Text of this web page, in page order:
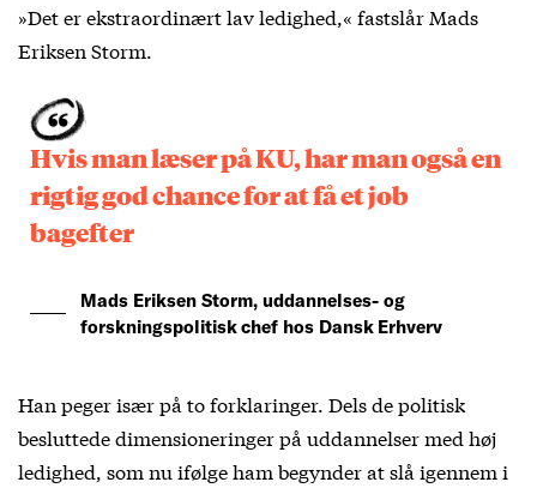
»Det er ekstraordinært lav ledighed,« fastslår Mads
Eriksen Storm.
Hvis man læser på KU, har man også en
rigtig god chance for at få et job
bagefter
Mads Eriksen Storm, uddannelses- og
forskningspolitisk chef hos Dansk Erhverv
Han peger især på to forklaringer. Dels de politisk
besluttede dimensioneringer på uddannelser med høj
ledighed, som nu ifølge ham begynder at slå igennem i